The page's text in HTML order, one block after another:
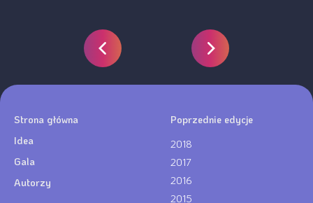
Strona główna
Idea
Gala
Autorzy
Poprzednie edycje
2018
2017
2016
2015